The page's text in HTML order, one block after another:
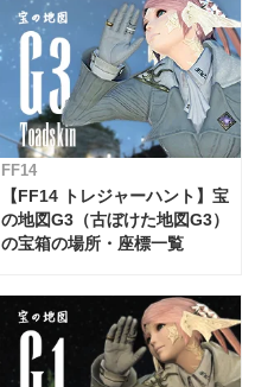
FF14
【FF14 トレジャーハント】宝
の地図G3（古ぼけた地図G3）
の宝箱の場所・座標一覧